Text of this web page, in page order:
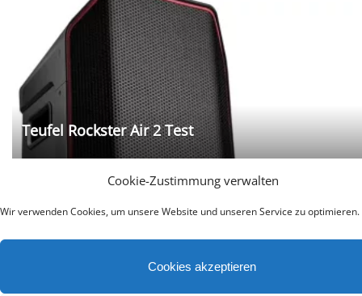
Cookie-Zustimmung verwalten
Wir verwenden Cookies, um unsere Website und unseren Service zu optimieren.
Cookies akzeptieren
Teufel Rockster Air 2 Test